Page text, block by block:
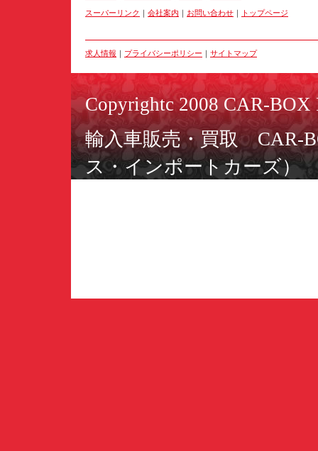
スーパーリンク ｜ 会社案内 ｜ お問い合わせ ｜ トップページ
求人情報 ｜ プライバシーポリシー ｜ サイトマップ
Copyrightc 2008 CAR-BOX
輸入車販売・買取 CAR-
ス・インポートカーズ）